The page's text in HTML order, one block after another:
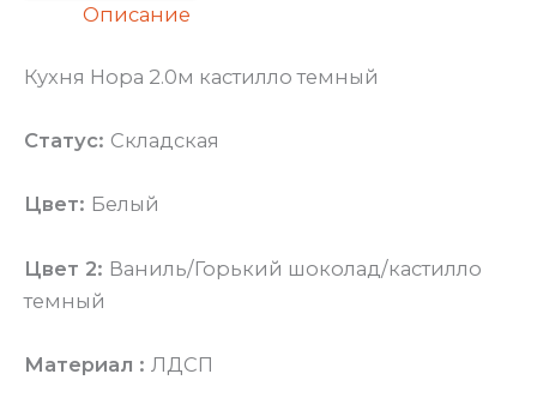
Описание
Кухня Нора 2.0м кастилло темный
Статус: Складская
Цвет: Белый
Цвет 2: Ваниль/Горький шоколад/кастилло
темный
Материал : ЛДСП